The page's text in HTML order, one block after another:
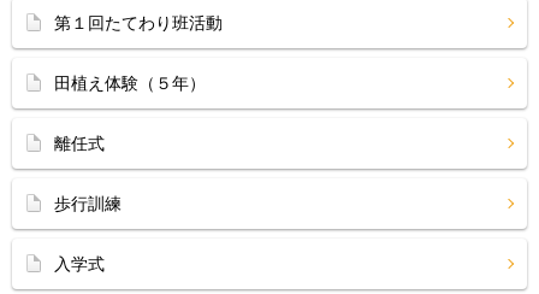
第１回たてわり班活動
田植え体験（５年）
離任式
歩行訓練
入学式